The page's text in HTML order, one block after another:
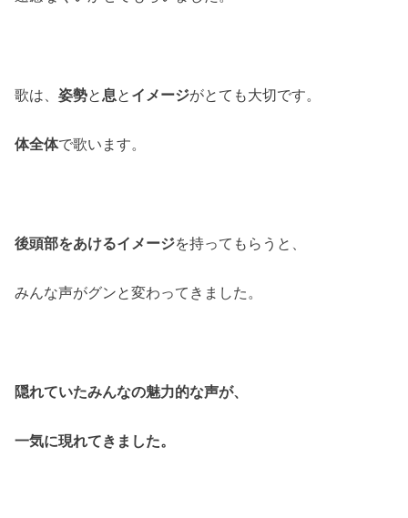
歌は、姿勢と 息と イメージがとても大切です。
体全体で歌います。
後頭部をあけるイメージを持ってもらうと、
みんな声がグンと変わってきました。
隠れていたみんなの魅力的な声が、
一気に現れてきました。